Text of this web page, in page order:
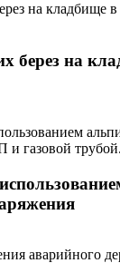
берез на